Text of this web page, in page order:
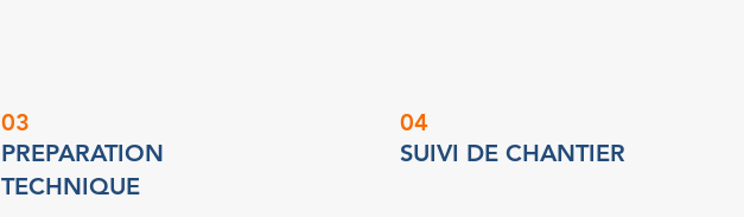
03
PREPARATION
TECHNIQUE
04
SUIVI DE CHANTIER